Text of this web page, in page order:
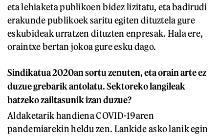
eta lehiaketa publikoen bidez lizitatu, eta badirudi
erakunde publikoek saritu egiten dituztela gure
eskubideak urratzen dituzten enpresak. Hala ere,
oraintxe bertan jokoa gure esku dago.
Sindikatua 2020an sortu zenuten, eta orain arte ez
duzue grebarik antolatu. Sektoreko langileak
batzeko zailtasunik izan duzue?
Aldaketarik handiena COVID-19aren
pandemiarekin heldu zen. Lankide asko lanik egin